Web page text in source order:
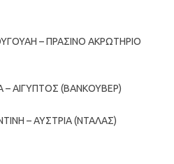
– ΠΡΑΣΙΝΟ ΑΚΡΩΤΗΡΙΟ
– ΑΙΓΥΠΤΟΣ (ΒΑΝΚΟΥΒΕΡ)
– ΑΥΣΤΡΙΑ (ΝΤΑΛΑΣ)